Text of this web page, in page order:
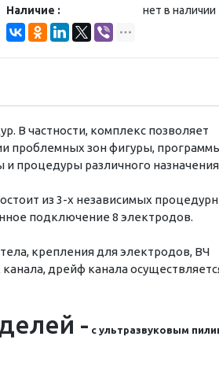
Наличие :
нет в наличии
В частности, комплекс позволяет
проблемных зон фигуры,
процедуры различного
из 3-х независимых
подключение 8 электродов.
крепления для электродов, ВЧ
дрейф канала
- с ультразвуковым